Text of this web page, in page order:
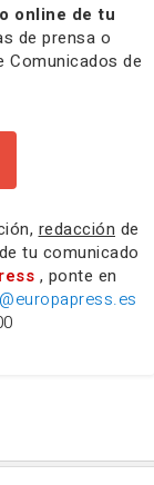
online de tu
de prensa o
Comunicados de
redacción de
de tu comunicado
, ponte en